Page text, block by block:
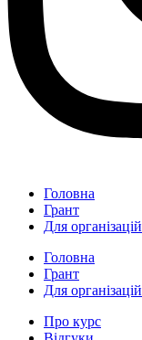
Головна
Грант
Для організацій
Головна
Грант
Для організацій
Про курс